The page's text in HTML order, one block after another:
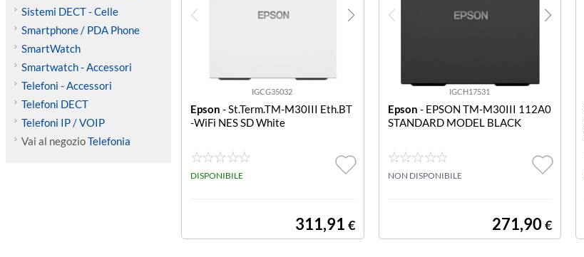
Sistemi DECT - Celle
Smartphone / PDA Phone
SmartWatch
Smartwatch - Accessori
Telefoni - Accessori
Telefoni DECT
Telefoni IP / VOIP
Vai al negozioTelefonia
IGCG35032
Epson - St.Term.TM-M30III Eth.BT
-WiFi NES SD White
DISPONIBILE
311,91 €
IGCH17531
Epson - EPSON TM-M30III 112A0
STANDARD MODEL BLACK
NON DISPONIBILE
271,90€